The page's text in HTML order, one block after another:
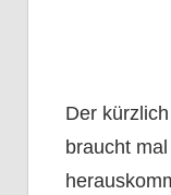
Der
braucht